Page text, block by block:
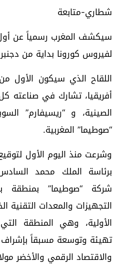
شطاري-متابعة
سيكشف المغرب رسمياً عن
لفيروس كورونا بداية من
اللقاح الذي سيكون الأول
أفريقيا، تشارك في صناعته
الصينية، و “ريسيفارم”
“صوطيما” المغربية.
وشرعت منذ اليوم الأول
برئاسة الملك محمد
شركة “صوطيما” بمنطقة
التجهيزات والمعدات التقنية
الأولية، وهي المنطقة
تهيئة وتوسعة مسبقاً بإشراف
والاقتصاد الرقمي والأخضر